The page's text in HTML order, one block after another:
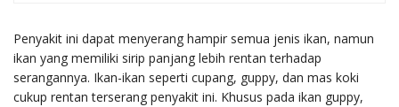
Penyakit ini dapat menyerang hampir semua jenis ikan, namun
ikan yang memiliki sirip panjang lebih rentan terhadap
serangannya. Ikan-ikan seperti cupang, guppy, dan mas koki
cukup rentan terserang penyakit ini. Khusus pada ikan guppy,